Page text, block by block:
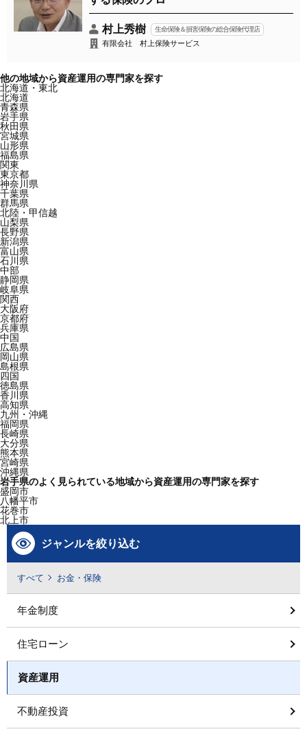
村上秀樹 生命保険＆損害保険の総合保険代理店
有限会社 村上保険サービス
他の地域から資産運用の専門家を探す
北海道・東北
北海道
青森県
岩手県
秋田県
宮城県
山形県
福島県
関東
東京都
神奈川県
千葉県
群馬県
北陸・甲信越
山梨県
長野県
新潟県
富山県
石川県
中部
静岡県
岐阜県
関西
大阪府
京都府
兵庫県
中国
広島県
岡山県
島根県
四国
徳島県
香川県
高知県
九州・沖縄
福岡県
長崎県
大分県
熊本県
宮崎県
沖縄県
岩手県のよく見られている地域から資産運用の専門家を探す
盛岡市
八幡平市
花巻市
北上市
ジャンルを絞り込む
すべて お金・保険
年金制度
住宅ローン
資産運用
不動産投資